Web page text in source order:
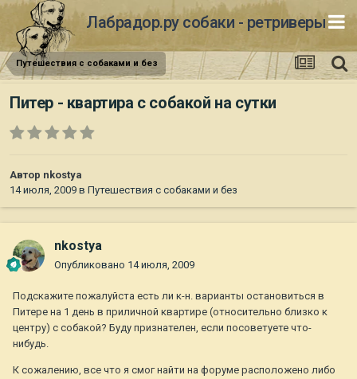
Лабрадор.ру собаки - ретриверы
Путешествия с собаками и без
Питер - квартира с собакой на сутки
Автор nkostya
14 июля, 2009 в Путешествия с собаками и без
nkostya
Опубликовано 14 июля, 2009
Подскажите пожалуйста есть ли к-н. варианты остановиться в
Питере на 1 день в приличной квартире (относительно близко к
центру) с собакой? Буду признателен, если посоветуете что-
нибудь.
К сожалению, все что я смог найти на форуме расположено либо